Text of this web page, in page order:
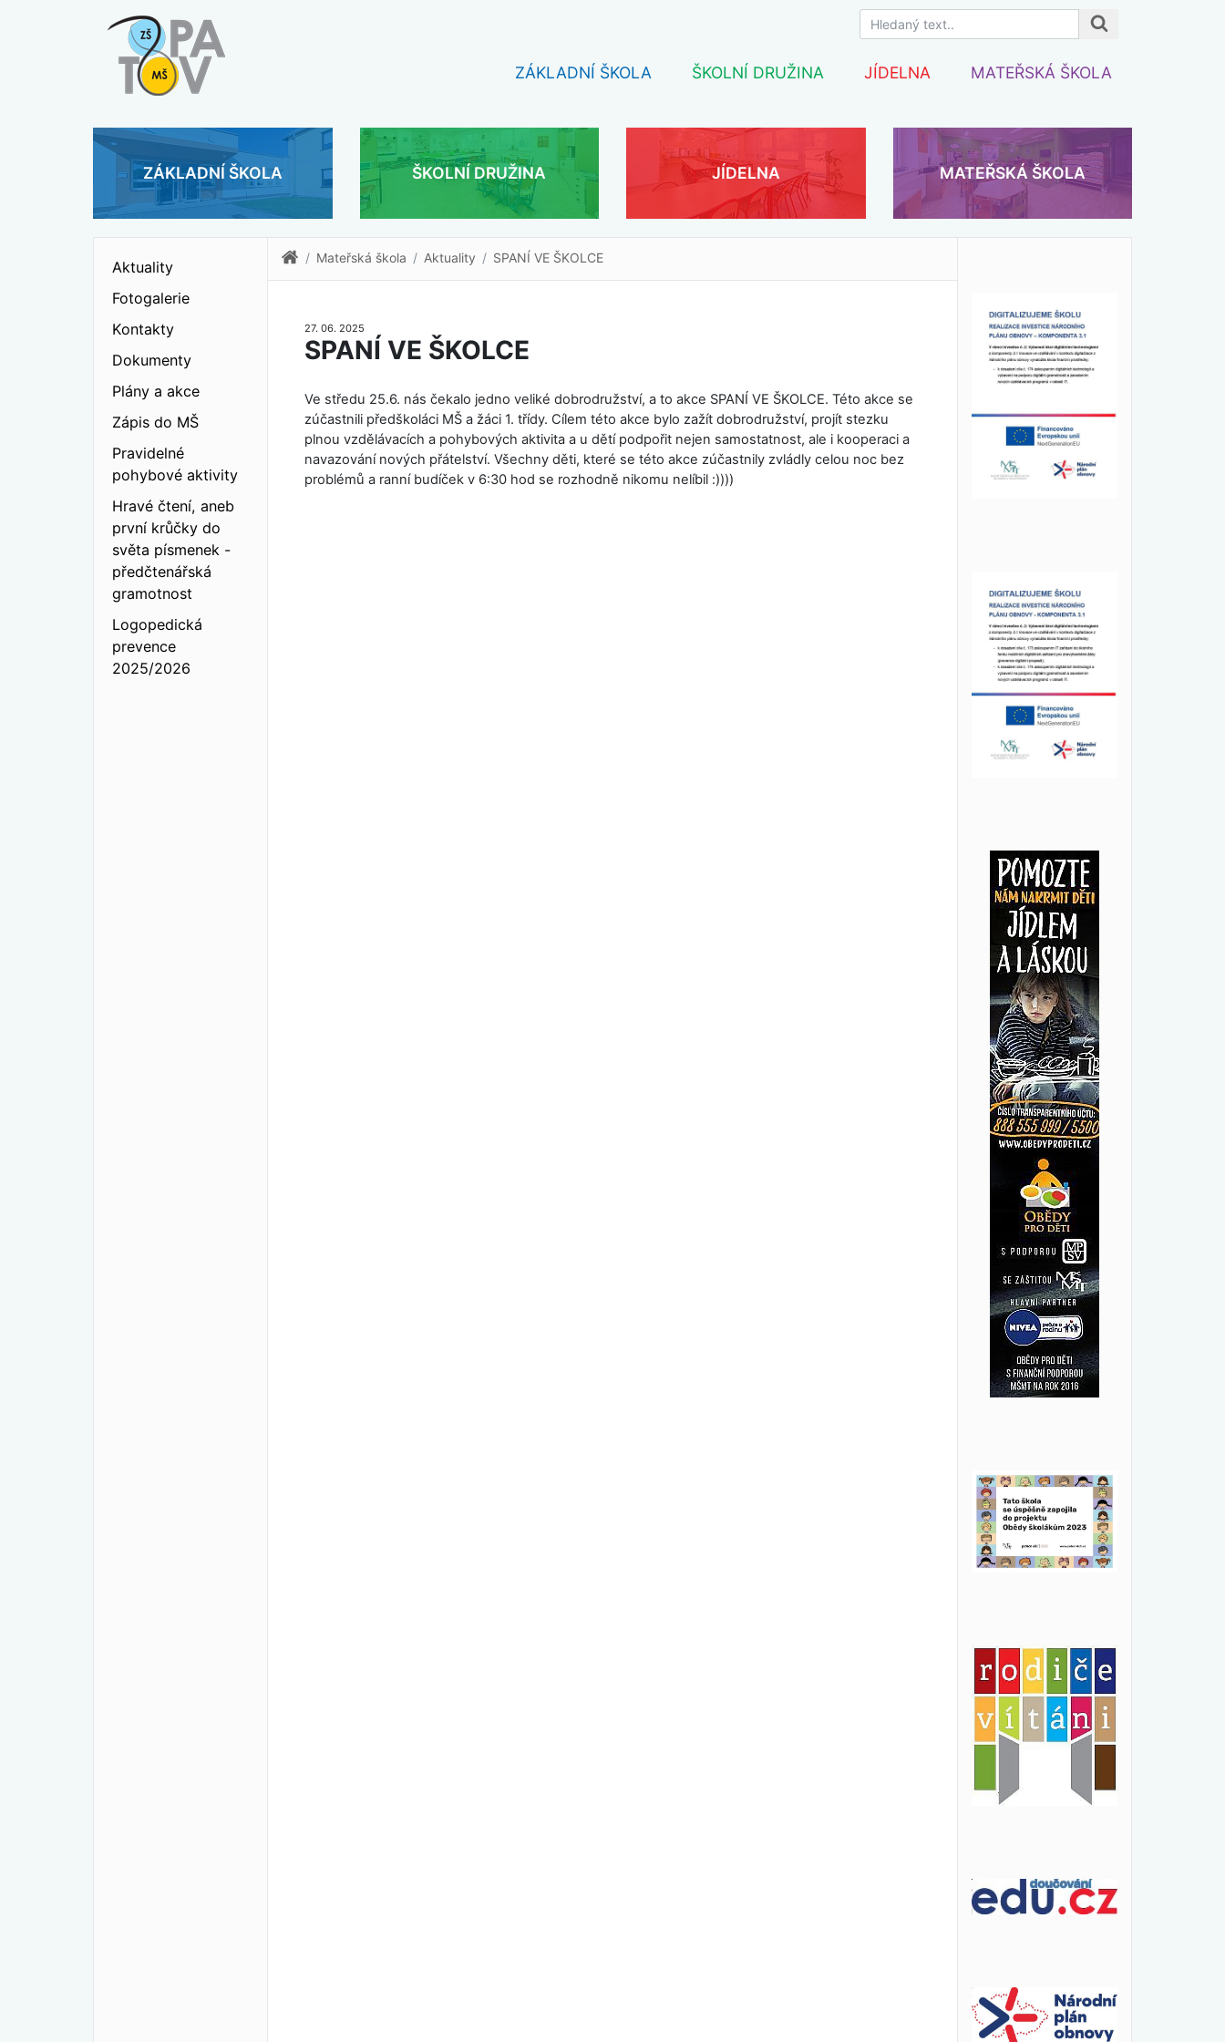
ZÁKLADNÍ ŠKOLA ŠKOLNÍ DRUŽINA JÍDELNA MATEŘSKÁ ŠKOLA
ZÁKLADNÍ ŠKOLA ŠKOLNÍ DRUŽINA JÍDELNA MATEŘSKÁ ŠKOLA
Aktuality
Fotogalerie
Kontakty
Dokumenty
Plány a akce
Zápis do MŠ
Pravidelné
pohybové aktivity
Hravé čtení, aneb
první krůčky do
světa písmenek -
předčtenářská
gramotnost
Logopedická
prevence
2025/2026
Mateřská škola Aktuality SPANÍ VE ŠKOLCE
27. 06. 2025
SPANÍ VE ŠKOLCE
Ve středu 25.6. nás čekalo jedno veliké dobrodružství, a to akce SPANÍ VE ŠKOLCE. Této akce se
zúčastnili předškoláci MŠ a žáci 1. třídy. Cílem této akce bylo zažít dobrodružství, projít stezku
plnou vzdělávacích a pohybových aktivita a u dětí podpořit nejen samostatnost, ale i kooperaci a
navazování nových přátelství. Všechny děti, které se této akce zúčastnily zvládly celou noc bez
problémů a ranní budíček v 6:30 hod se rozhodně nikomu nelíbil :))))